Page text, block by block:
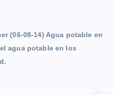
(06-08-14) Agua potable en
agua potable en los